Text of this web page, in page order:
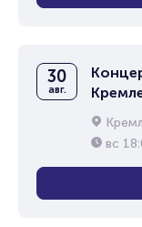
30
авг.
вс